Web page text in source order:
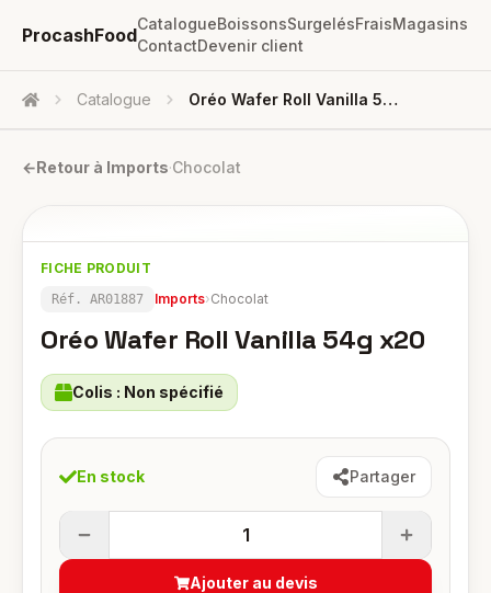
ProcashFood
CatalogueBoissonsSurgelésFraisMagasins
ContactDevenir client
Accueil Catalogue Oréo Wafer Roll Vanilla 54g X20
←Retour à Imports·Chocolat
FICHE PRODUIT
Réf. AR01887 Imports›Chocolat
Oréo Wafer Roll Vanilla 54g x20
Colis : Non spécifié
En stock Partager
1
Ajouter au devis